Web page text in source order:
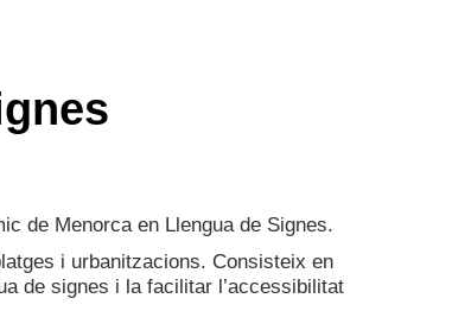
de Menorca en Llengua de Signes.
i urbanitzacions. Consisteix en
de signes i la facilitar l’accessibilitat